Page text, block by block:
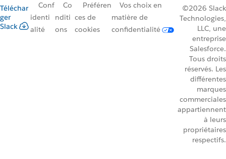
Téléchar
ger
Slack
Conf
identi
alité
Co
nditi
ons
Préféren
ces de
cookies
Vos choix en
matière de
confidentialité
©2026 Slack
Technologies,
LLC, une
entreprise
Salesforce.
Tous droits
réservés. Les
différentes
marques
commerciales
appartiennent
à leurs
propriétaires
respectifs.